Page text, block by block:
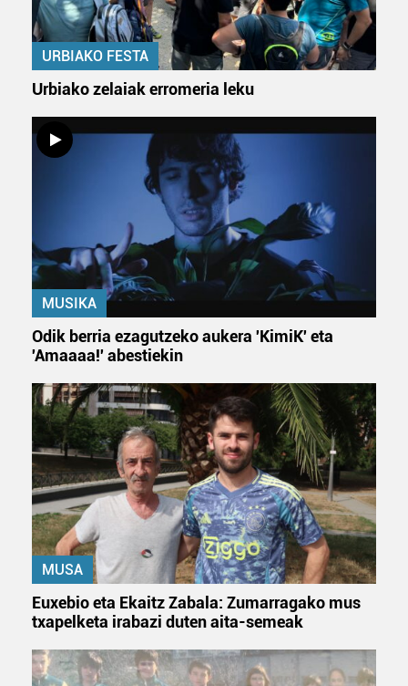
URBIAKO FESTA
Urbiako zelaiak erromeria leku
MUSIKA
Odik berria ezagutzeko aukera 'KimiK' eta
'Amaaaa!' abestiekin
MUSA
Euxebio eta Ekaitz Zabala: Zumarragako mus
txapelketa irabazi duten aita-semeak